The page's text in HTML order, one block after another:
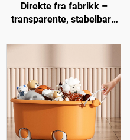
Direkte fra fabrikk –
transparente, stabelbare
plastskokasser med
organisering av sko